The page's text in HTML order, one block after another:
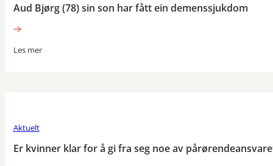
Aud Bjørg (78) sin son har fått ein demenssjukdom
Les mer
Aktuelt
Er kvinner klar for å gi fra seg noe av